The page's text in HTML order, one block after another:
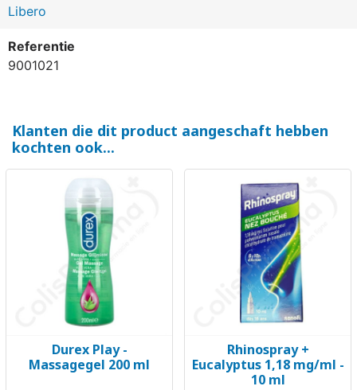
Libero
Referentie
9001021
Klanten die dit product aangeschaft hebben
kochten ook...
Durex Play -
Massagegel 200 ml
Rhinospray +
Eucalyptus 1,18 mg/ml -
10 ml